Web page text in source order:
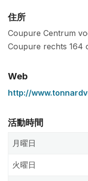
住所
Coupure Centrum
Coupure rechts 164
Web
http://
活動時間
月曜日
火曜日